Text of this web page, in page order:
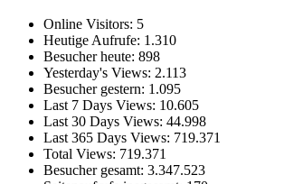
Online Visitors: 5
Heutige Aufrufe: 1.310
Besucher heute: 898
Yesterday's Views: 2.113
Besucher gestern: 1.095
Last 7 Days Views: 10.605
Last 30 Days Views: 44.998
Last 365 Days Views: 719.371
Total Views: 719.371
Besucher gesamt: 3.347.523